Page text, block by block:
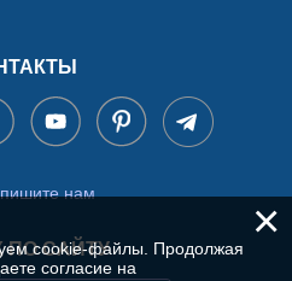
нам
ПО САЙТУ
×
cookie-файлы. Продолжая
согласие на